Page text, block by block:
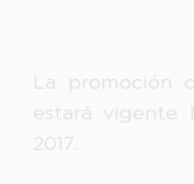
La promoción
estará vigente
2017.